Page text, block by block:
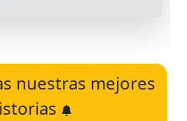
nuestras mejores